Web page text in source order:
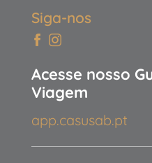
Siga-nos
Acesse nosso
Viagem
app.casusab.pt